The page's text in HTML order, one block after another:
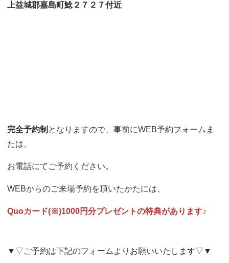
上益城郡嘉島町鯰２７２７付近
完全予約制 となりますので、事前にWEB予約フォームま
たは、
お電話にてご予約ください。
WEBからのご来場予約を頂いたかたには、
Quoカード(※)1000円分プレゼントの特典があります♪
▼▽ご予約は下記のフォームよりお願いいたします▽▼